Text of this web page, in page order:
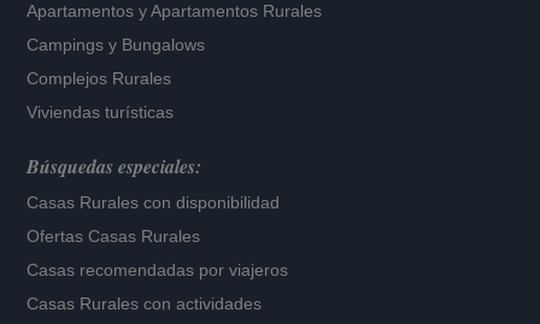
Apartamentos yApartamentos Rurales
Campings y Bungalows
Complejos Rurales
Viviendas turísticas
Búsquedas especiales:
Casas Rurales con disponibilidad
Ofertas Casas Rurales
Casas recomendadas por viajeros
Casas Rurales con actividades